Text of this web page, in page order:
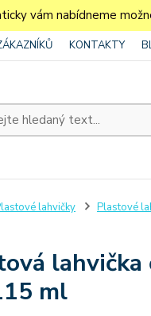
vám nabídneme
KONTAKTY
lahvičky Plastové
lahvička
ml